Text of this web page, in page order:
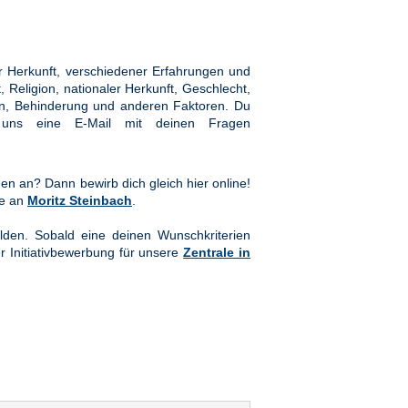
verschiedener Erfahrungen und
nationaler Herkunft, Geschlecht,
Behinderung und anderen Faktoren. Du
eine E-Mail mit deinen Fragen
an? Dann bewirb dich gleich hier online!
an Moritz Steinbach
Sobald eine deinen Wunschkriterien
Initiativbewerbung für unsereZentrale in